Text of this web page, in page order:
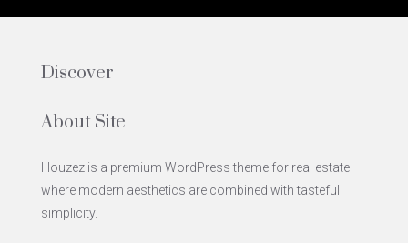
Discover
About Site
Houzez is a premium WordPress theme for real estate
where modern aesthetics are combined with tasteful
simplicity.